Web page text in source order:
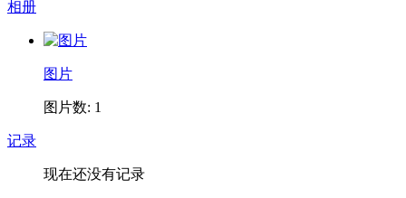
相册
图片
图片数: 1
记录
现在还没有记录